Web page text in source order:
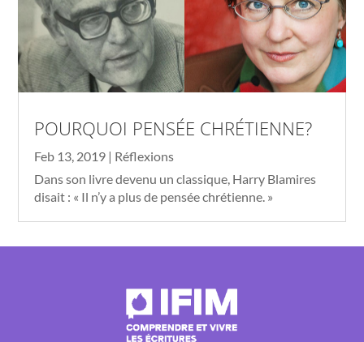
POURQUOI PENSÉE CHRÉTIENNE?
Feb 13, 2019 | Réflexions
Dans son livre devenu un classique, Harry Blamires
disait : « Il n’y a plus de pensée chrétienne. »